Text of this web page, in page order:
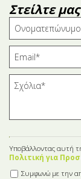
Στείλτε
Υποβάλλοντας αυτή
Πολιτική για
Συμφωνώ με την